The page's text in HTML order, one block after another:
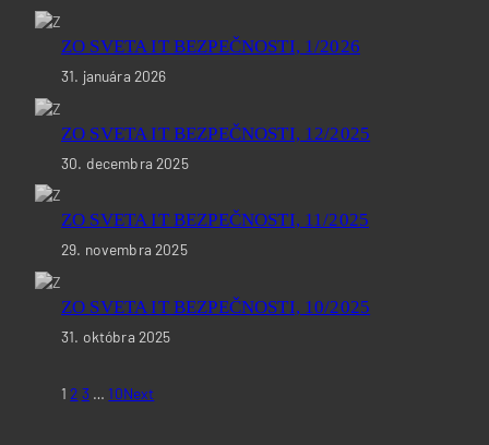
ZO SVETA IT BEZPEČNOSTI, 1/2026
31. januára 2026
ZO SVETA IT BEZPEČNOSTI, 12/2025
30. decembra 2025
ZO SVETA IT BEZPEČNOSTI, 11/2025
29. novembra 2025
ZO SVETA IT BEZPEČNOSTI, 10/2025
31. októbra 2025
1 2 3 … 10Next